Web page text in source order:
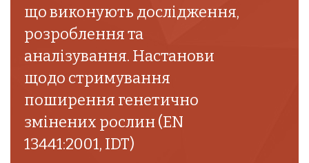
що виконують дослідження,
розроблення та
аналізування. Настанови
щодо стримування
поширення генетично
змінених рослин (EN
13441:2001, IDT)